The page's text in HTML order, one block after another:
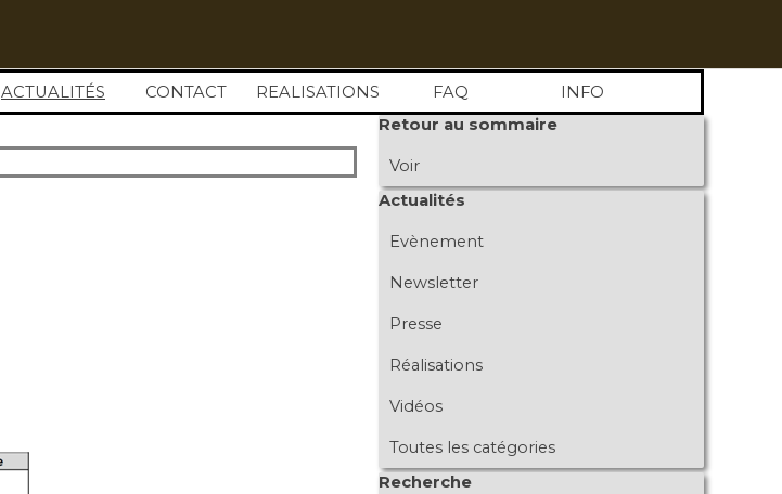
Sauter le menu
▼
ACTUALITÉS CONTACT REALISATIONS FAQ INFO
Sauter le bloc Retour au sommaire
Retour au sommaire
Voir
Sauter le bloc Actualités
Actualités
Evènement
Newsletter
Presse
Réalisations
Vidéos
Toutes les catégories
Sauter le bloc Recherche
Recherche